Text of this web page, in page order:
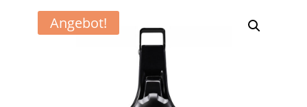
Angebot!